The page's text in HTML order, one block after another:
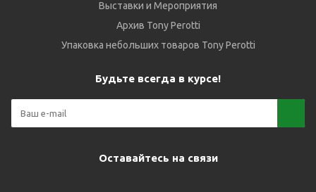
Выставки и Мероприятия
Архив Tony Perotti
Упаковка небольших товаров Tony Perotti
Будьте всегда в курсе!
Оставайтесь на связи